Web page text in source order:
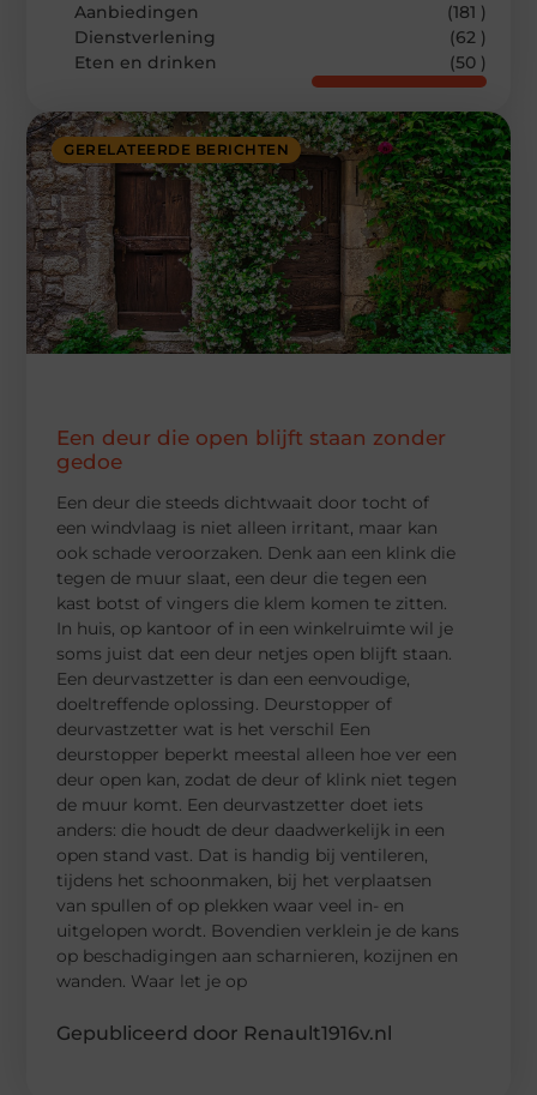
GERELATEERDE BERICHTEN
Een deur die open blijft staan zonder
gedoe
Een deur die steeds dichtwaait door tocht of
een windvlaag is niet alleen irritant, maar kan
ook schade veroorzaken. Denk aan een klink die
tegen de muur slaat, een deur die tegen een
kast botst of vingers die klem komen te zitten.
In huis, op kantoor of in een winkelruimte wil je
soms juist dat een deur netjes open blijft staan.
Een deurvastzetter is dan een eenvoudige,
doeltreffende oplossing. Deurstopper of
deurvastzetter wat is het verschil Een
deurstopper beperkt meestal alleen hoe ver een
deur open kan, zodat de deur of klink niet tegen
de muur komt. Een deurvastzetter doet iets
anders: die houdt de deur daadwerkelijk in een
open stand vast. Dat is handig bij ventileren,
tijdens het schoonmaken, bij het verplaatsen
van spullen of op plekken waar veel in- en
uitgelopen wordt. Bovendien verklein je de kans
op beschadigingen aan scharnieren, kozijnen en
wanden. Waar let je op
Gepubliceerd door Renault1916v.nl
Aanbiedingen
(181 )
Dienstverlening
(62 )
Eten en drinken
(50 )